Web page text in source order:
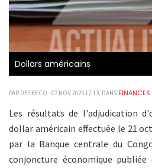
Dollars américains
PAR DESKECO - 07 NOV 2025 17:13, DANS FINANCES
Les résultats de l'adjudication
dollar américain effectuée le 21
par la Banque centrale du
conjoncture économique publiée